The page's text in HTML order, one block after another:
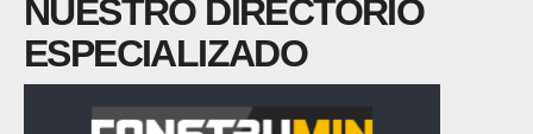
NUESTRO DIRECTORIO
ESPECIALIZADO